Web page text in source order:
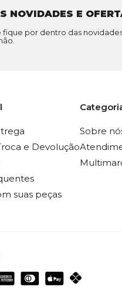
NOVIDADES E
fique por dentro das
e Devolução
suas peças
Sobre